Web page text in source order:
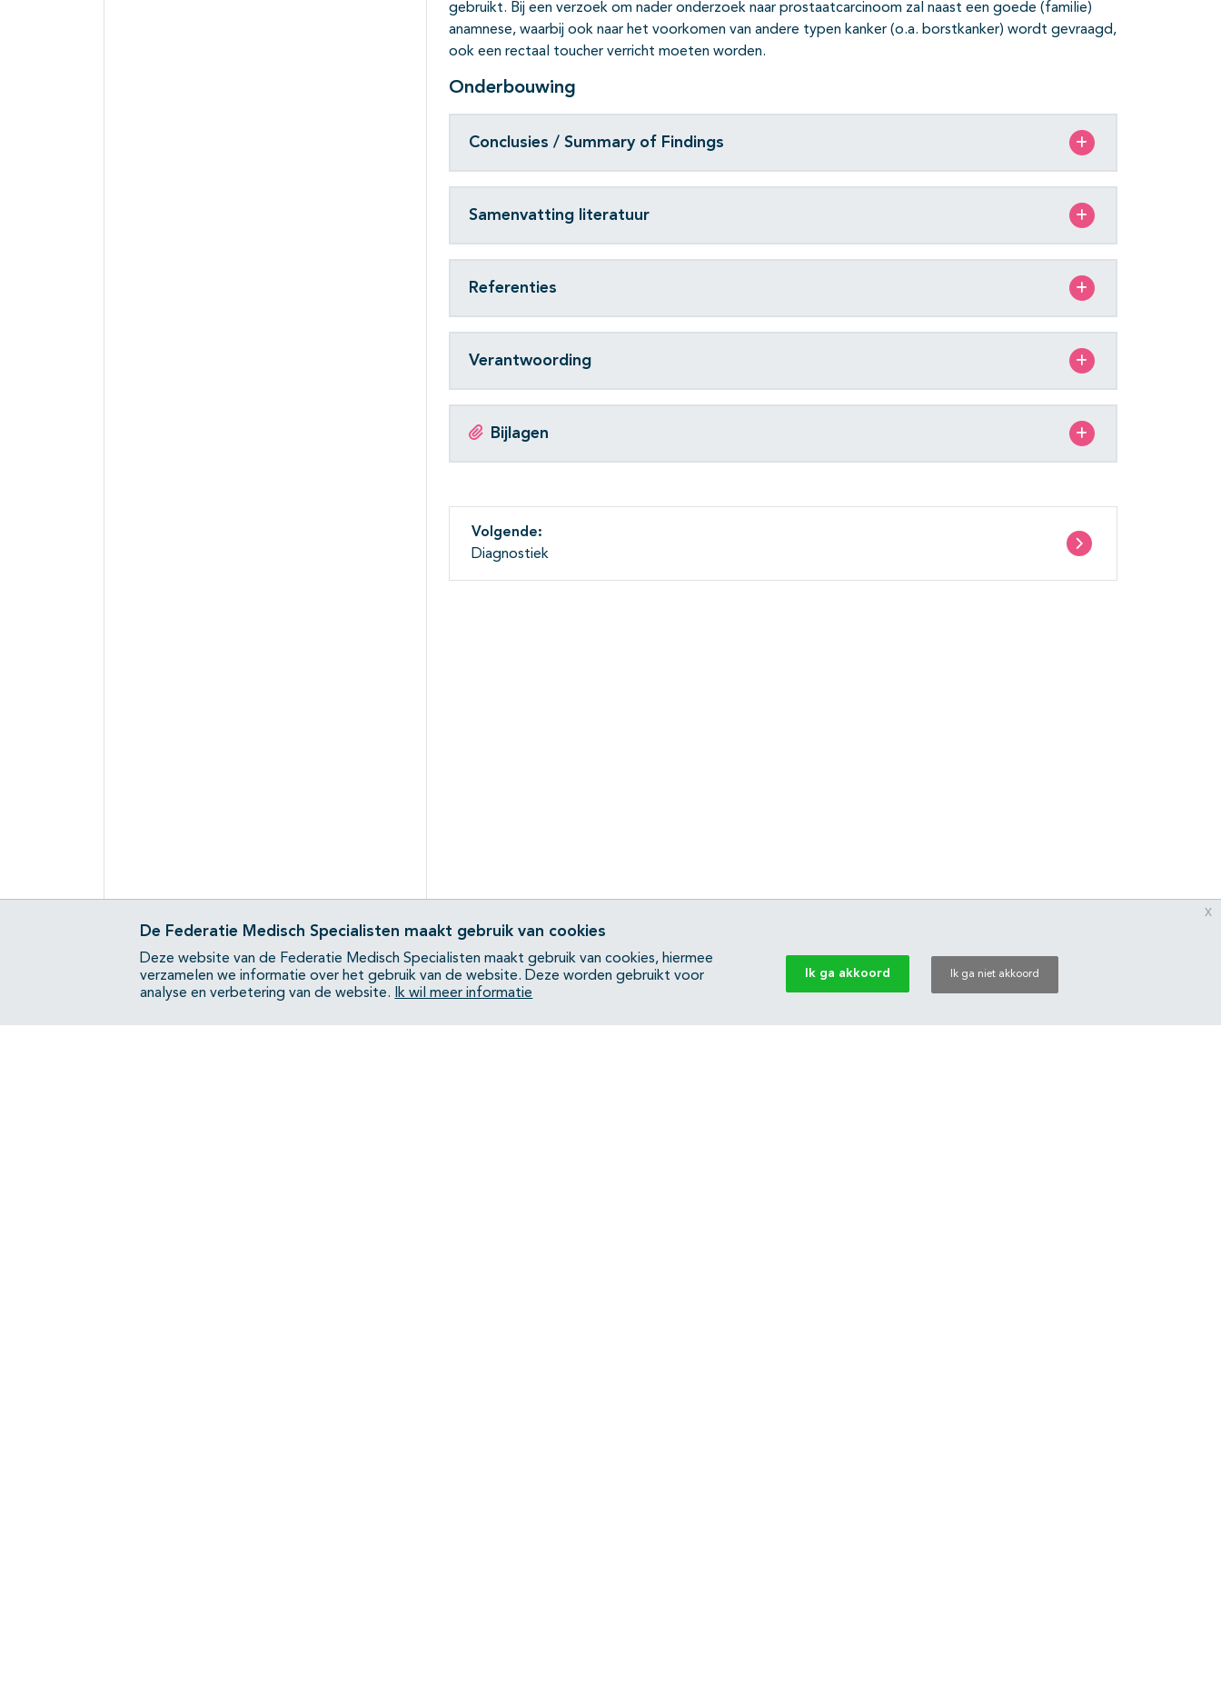
gebruikt. Bij een verzoek om nader onderzoek naar prostaatcarcinoom zal naast een goede (familie)
anamnese, waarbij ook naar het voorkomen van andere typen kanker (o.a. borstkanker) wordt gevraagd,
ook een rectaal toucher verricht moeten worden.
Onderbouwing
Conclusies / Summary of Findings
Samenvatting literatuur
Referenties
Verantwoording
Bijlagen
Volgende:
Diagnostiek
De Federatie Medisch Specialisten maakt gebruik van cookies
Deze website van de Federatie Medisch Specialisten maakt gebruik van cookies, hiermee
verzamelen we informatie over het gebruik van de website. Deze worden gebruikt voor
analyse en verbetering van de website.
Ik wil meer informatie
Ik ga akkoord Ik ga niet akkoord
x